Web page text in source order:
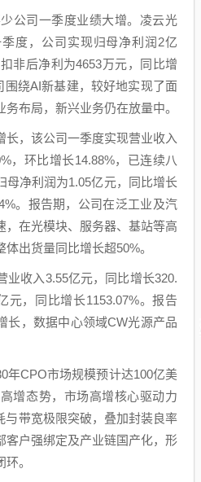
司一季度业绩大增。 凌云光
度，公司实现归母净利润2亿
非后净利为4653万元，同比增
围绕AI新基建，较好地实现了面
务布局，新兴业务仍在放量中。
长，该公司一季度实现营业收入
，环比增长14.88%，已连续八
母净利润为1.05亿元，同比增长
。报告期，公司在泛工业及汽
，在光模块、服务器、基站等高
出货量同比增长超50%。
业收入3.55亿元，同比增长320.
元，同比增长1153.07%。报告
长， 数据中心领域CW光源产品
CPO市场规模预计达100亿美
增态势，市场高增核心驱动力
与带宽极限突破，叠加封装良率
客户强绑定及产业链国产化，形
。